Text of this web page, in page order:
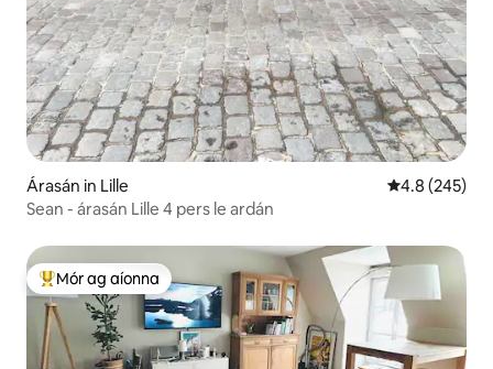
Árasán in Lille Meánrátáil
4.8 (245)
Sean - árasán Lille 4 pers le ardán
An-mhór ag aíonna
Mór ag aíonna